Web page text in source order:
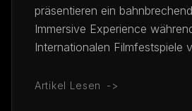
präsentieren ein
Immersive Experience
Internationalen Filmfestspiele
Artikel Lesen ->